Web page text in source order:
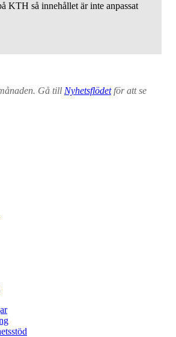
KTH så innehållet är inte anpassat
Gå till Nyhetsflödetför att se